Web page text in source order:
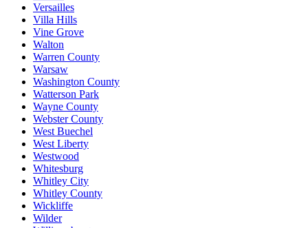
Versailles
Villa Hills
Vine Grove
Walton
Warren County
Warsaw
Washington County
Watterson Park
Wayne County
Webster County
West Buechel
West Liberty
Westwood
Whitesburg
Whitley City
Whitley County
Wickliffe
Wilder